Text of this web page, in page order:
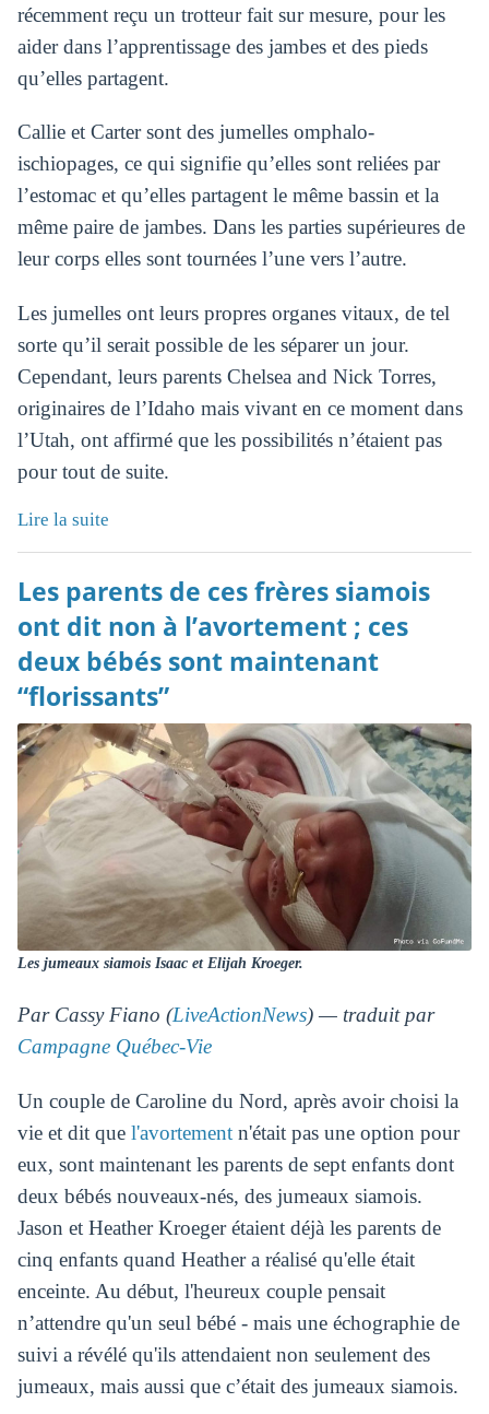
récemment reçu un trotteur fait sur mesure, pour les
aider dans l’apprentissage des jambes et des pieds
qu’elles partagent.
Callie et Carter sont des jumelles omphalo-
ischiopages, ce qui signifie qu’elles sont reliées par
l’estomac et qu’elles partagent le même bassin et la
même paire de jambes. Dans les parties supérieures de
leur corps elles sont tournées l’une vers l’autre.
Les jumelles ont leurs propres organes vitaux, de tel
sorte qu’il serait possible de les séparer un jour.
Cependant, leurs parents Chelsea and Nick Torres,
originaires de l’Idaho mais vivant en ce moment dans
l’Utah, ont affirmé que les possibilités n’étaient pas
pour tout de suite.
Lire la suite
Les parents de ces frères siamois
ont dit non à l’avortement ; ces
deux bébés sont maintenant
“florissants”
Les jumeaux siamois Isaac et Elijah Kroeger.
Par Cassy Fiano (LiveActionNews) — traduit par
Campagne Québec-Vie
Un couple de Caroline du Nord, après avoir choisi la
vie et dit que l'avortement n'était pas une option pour
eux, sont maintenant les parents de sept enfants dont
deux bébés nouveaux-nés, des jumeaux siamois.
Jason et Heather Kroeger étaient déjà les parents de
cinq enfants quand Heather a réalisé qu'elle était
enceinte. Au début, l'heureux couple pensait
n’attendre qu'un seul bébé - mais une échographie de
suivi a révélé qu'ils attendaient non seulement des
jumeaux, mais aussi que c’était des jumeaux siamois.